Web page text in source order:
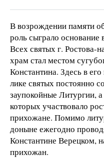
В возрождении памяти
роль сыграло основание
Всех святых г. Ростова-
храм стал местом
Константина. Здесь в
лике святых постоянно
заупокойные Литургии,
которых участвовало
прихожане. Помимо
доныне ежегодно
Константине Верецком,
прихожан.